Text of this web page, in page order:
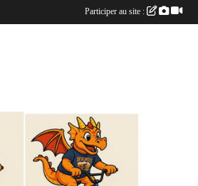
Participer au site :